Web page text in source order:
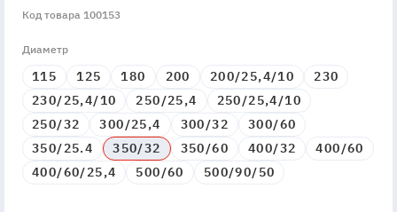
Код товара 100153
Диаметр
115 125 180 200 200/25,4/10
230
230/25,4/10
250/25,4
250/25,4/10
250/32
300/25,4 300/32
300/60
350/25.4
350/32 350/60 400/32
400/60
400/60/25,4
500/60 500/90/50